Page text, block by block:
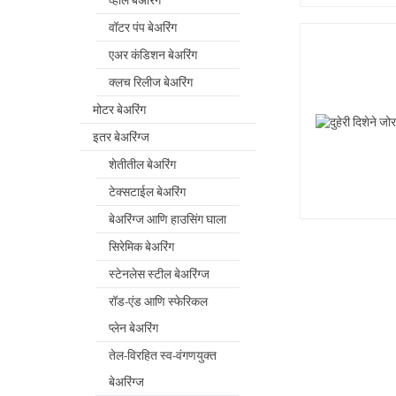
वॉटर पंप बेअरिंग
एअर कंडिशन बेअरिंग
क्लच रिलीज बेअरिंग
मोटर बेअरिंग
इतर बेअरिंग्ज
शेतीतील बेअरिंग
टेक्सटाईल बेअरिंग
बेअरिंग्ज आणि हाउसिंग घाला
सिरेमिक बेअरिंग
स्टेनलेस स्टील बेअरिंग्ज
रॉड-एंड आणि स्फेरिकल
प्लेन बेअरिंग
तेल-विरहित स्व-वंगणयुक्त
बेअरिंग्ज